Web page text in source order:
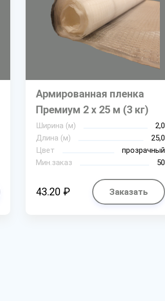
Армированная пленка
Премиум 2 х 25 м (3 кг)
Ширина (м)
2,0
Длина (м)
25,0
Цвет
прозрачный
Мин.заказ
50
43.20 ₽ Заказать